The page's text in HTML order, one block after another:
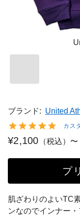
ブランド: United
カス
¥2,100 （税込）〜
プ
肌ざわりのよいTC
ンなのでインナー